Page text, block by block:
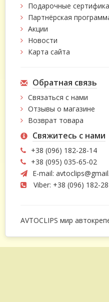
Подарочные
Партнёрская
Акции
Новости
Карта сайта
Обратная связь
Связаться с нами
Отзывы о магазине
Возврат товара
Свяжитесь с нами
+38 (096) 182-28-14
+38 (095) 035-65-02
E-mail:
Viber: +38 (096) 182-
AVTOCLIPS мир